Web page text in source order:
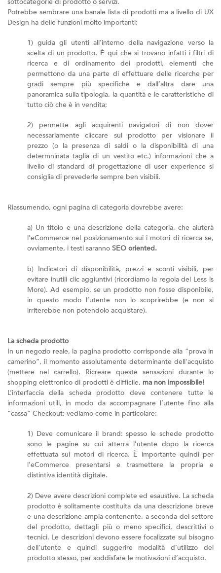
Potrebbe sembrare una banale lista di prodotti ma a livello di UX
Design ha delle funzioni molto importanti:
1) guida gli utenti all’interno della navigazione verso la
scelta di un prodotto. È qui che si trovano infatti i filtri di
ricerca e di ordinamento dei prodotti, elementi che
permettono da una parte di effettuare delle ricerche per
gradi sempre più specifiche e dall’altra dare una
panoramica sulla tipologia, la quantità e le caratteristiche di
tutto ciò che è in vendita;
2) permette agli acquirenti navigatori di non dover
necessariamente cliccare sul prodotto per visionare il
prezzo (o la presenza di saldi o la disponibilità di una
determninata taglia di un vestito etc.) informazioni che a
livello di standard di progettazione di user experience si
consiglia di prevederle sempre ben visibili.
Riassumendo, ogni pagina di categoria dovrebbe avere:
a) Un titolo e una descrizione della categoria, che aiuterà
l’eCommerce nel posizionamento sui i motori di ricerca se,
ovviamente, i testi saranno SEO oriented.
b) Indicatori di disponibilità, prezzi e sconti visibili, per
evitare inutili clic aggiuntivi (ricordiamo la regola del Less is
More). Ad esempio, se un prodotto non fosse disponibile,
in questo modo l’utente non lo scoprirebbe (e non si
irriterebbe non potendolo acquistare).
La scheda prodotto
In un negozio reale, la pagina prodotto corrisponde alla “prova in
camerino”, il momento assolutamente determinante dell'acquisto
(mettere nel carrello). Ricreare queste sensazioni durante lo
shopping elettronico di prodotti è difficile, ma non impossibile!
L’interfaccia della scheda prodotto deve contenere tutte le
informazioni utili, in modo da accompagnare l’utente fino alla
“cassa” Checkout; vediamo come in particolare:
1) Deve comunicare il brand: spesso le schede prodotto
sono le pagine su cui atterra l’utente dopo la ricerca
effettuata sui motori di ricerca. È importante quindi per
l’eCommerce presentarsi e trasmettere la propria e
distintiva identità digitale.
2) Deve avere descrizioni complete ed esaustive. La scheda
prodotto è solitamente costituita da una descrizione breve
e una descrizione ampia contenente, a seconda del settore
del prodotto, dettagli più o meno specifici, descrittivi o
tecnici. Le descrizioni devono essere focalizzate sul bisogno
dell’utente e quindi suggerire modalità d’utilizzo del
prodotto stesso, per soddisfare le motivazioni d’acquisto.